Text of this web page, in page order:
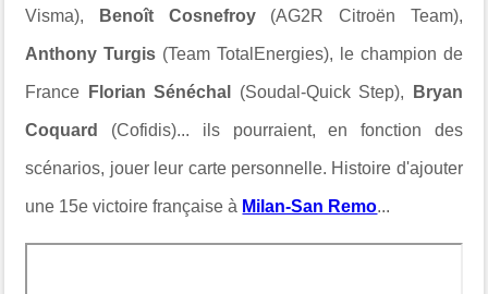
Visma), Benoît Cosnefroy(AG2R Citroën Team),
Anthony Turgis (Team TotalEnergies), le champion de
France Florian Sénéchal (Soudal-Quick Step), Bryan
Coquard (Cofidis)... ils pourraient, en fonction des
scénarios, jouer leur carte personnelle. Histoire d'ajouter
une 15e victoire française à Milan-San Remo...